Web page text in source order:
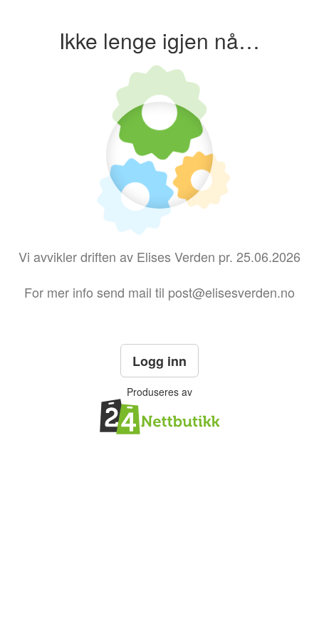
Ikke lenge igjen nå…
Vi avvikler driften av Elises Verden pr. 25.06.2026
For mer info send mail til post@elisesverden.no
Logg inn
Produseres av